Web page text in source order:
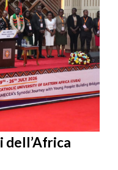
dell’Africa